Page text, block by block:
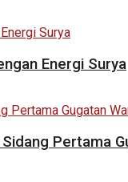
Energi Surya
Pertama